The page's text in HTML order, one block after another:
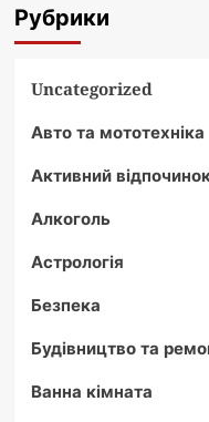
Рубрики
Uncategorized
Авто та мототехніка
Активний
Алкоголь
Астрологія
Безпека
Будівництво та
Ванна кімната